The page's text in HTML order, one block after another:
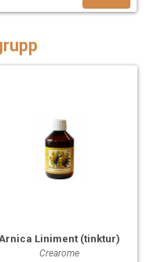
Arnica Liniment (tinktur)
Crearome